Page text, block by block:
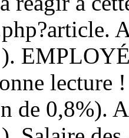
lecture
de 0,8%).